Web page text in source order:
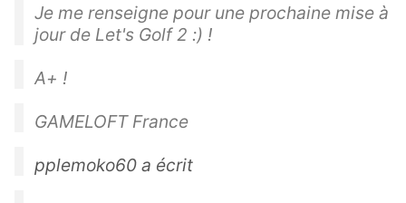
Je me renseigne pour une prochaine mise à
jour de Let's Golf 2 :) !
A+ !
GAMELOFT France
pplemoko60 a écrit